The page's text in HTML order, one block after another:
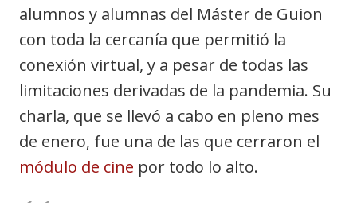
alumnos y alumnas del Máster de Guion
con toda la cercanía que permitió la
conexión virtual, y a pesar de todas las
limitaciones derivadas de la pandemia. Su
charla, que se llevó a cabo en pleno mes
de enero, fue una de las que cerraron el
módulo de cine por todo lo alto.